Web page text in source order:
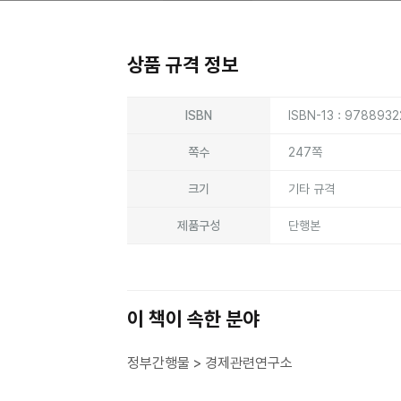
상품 규격 정보
ISBN ISBN-13 :
쪽수 247쪽
크기 기타 규격
제품구성 단행본
이 책이 속한 분야
정부간행물 > 경제관련연구소